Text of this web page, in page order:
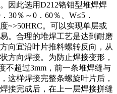
因此选用D212铬钼型堆焊焊
30％～0．60％、W≤5．
~>50HRC。可以实现单层或
。合理的堆焊工艺是达到耐磨
向宜沿叶片推料螺转反向，从
方向焊接。为防止焊接变形，
不超过3mm，前一条堆焊缝与
这样焊接完整条螺旋叶片后，
接完成后，在上一层焊接拼缝